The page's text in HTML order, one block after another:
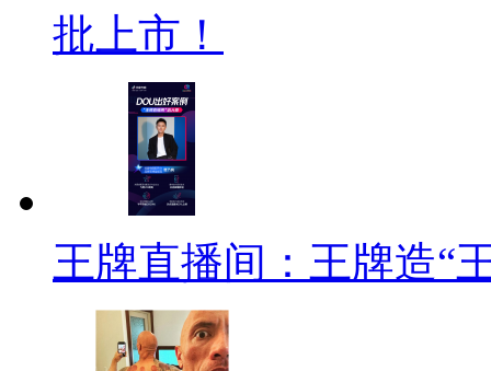
批上市！
王牌直播间：王牌造“